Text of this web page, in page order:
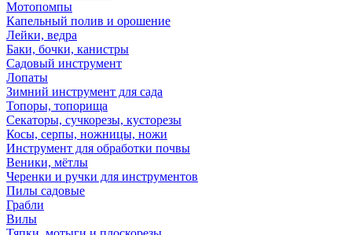
Мотопомпы
Капельный полив и орошение
Лейки, ведра
Баки, бочки, канистры
Садовый инструмент
Лопаты
Зимний инструмент для сада
Топоры, топорища
Секаторы, сучкорезы, кусторезы
Косы, серпы, ножницы, ножи
Инструмент для обработки почвы
Веники, мётлы
Черенки и ручки для инструментов
Пилы садовые
Грабли
Вилы